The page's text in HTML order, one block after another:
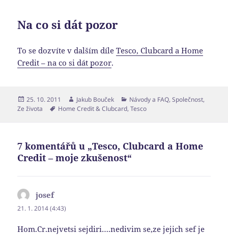
Na co si dát pozor
To se dozvíte v dalším díleTesco, Clubcard a Home
Credit – na co si dát pozor.
Publikováno:
25. 10. 2011 Autor:
Jakub Bouček Rubriky:
Návody a FAQ,Společnost,
Ze života
Štítky:
Home Credit & Clubcard,Tesco
7 komentářů u „Tesco, Clubcard a Home
Credit – moje zkušenost“
josefnapsal:
21. 1. 2014 (4:43)
Hom.Cr.nejvetsi sejdiri….nedivim se,ze jejich sef je